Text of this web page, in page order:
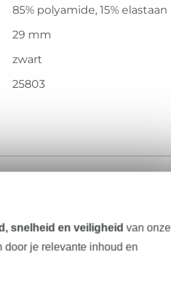
85% polyamide, 15% elastaan
29 mm
zwart
25803
snelheid en veiligheid van onze
door je relevante inhoud en